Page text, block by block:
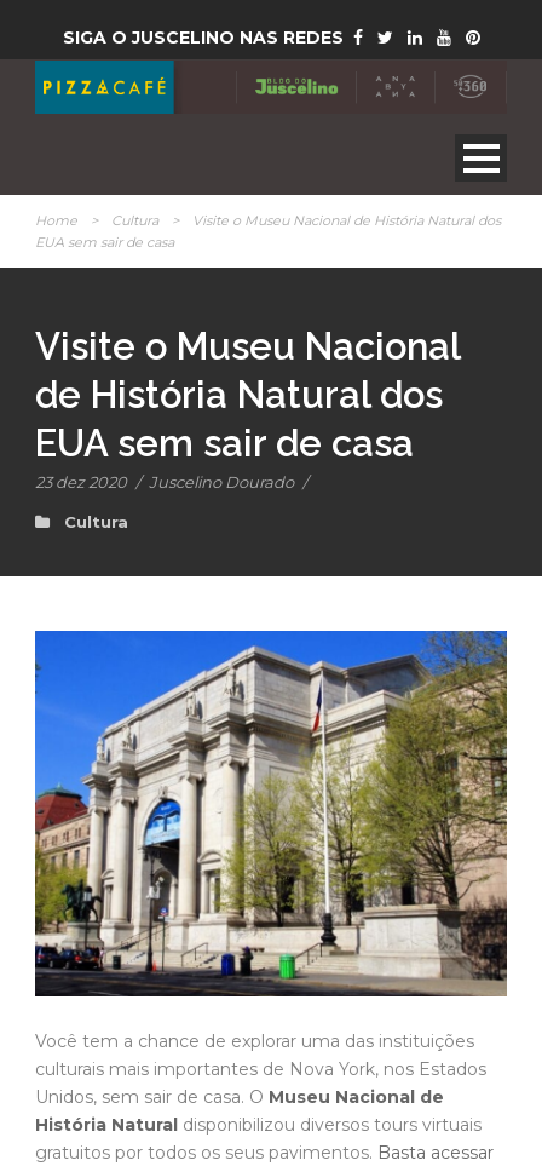
SIGA O JUSCELINO NAS REDES
Home > Cultura >
Visite o Museu Nacional de História Natural dos
EUA sem sair de casa
Visite o Museu Nacional
de História Natural dos
EUA sem sair de casa
23 dez 2020 / Juscelino Dourado /
Cultura
Você tem a chance de explorar uma das instituições
culturais mais importantes de Nova York, nos Estados
Unidos, sem sair de casa. O Museu Nacional de
História Natural disponibilizou diversos tours virtuais
gratuitos por todos os seus pavimentos. Basta acessar